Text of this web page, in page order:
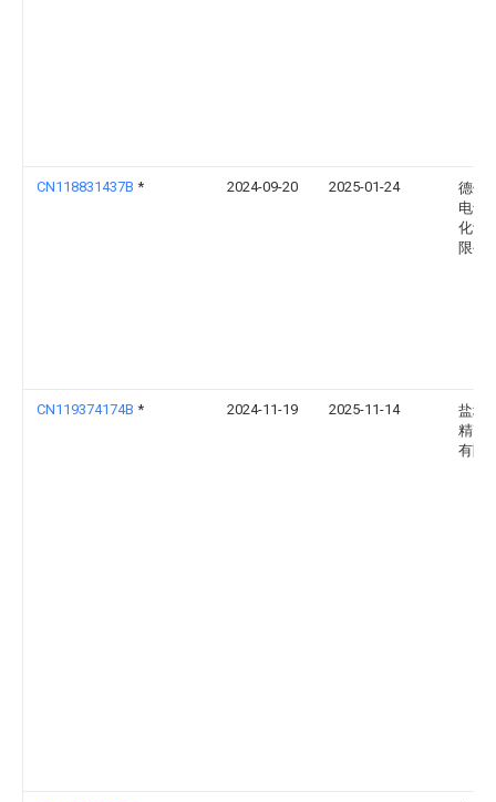
CN118831437B * 2024-09-20 2025-01-24
德州
电气
化设
限公
CN119374174B * 2024-11-19 2025-11-14
盐城
精密
有限